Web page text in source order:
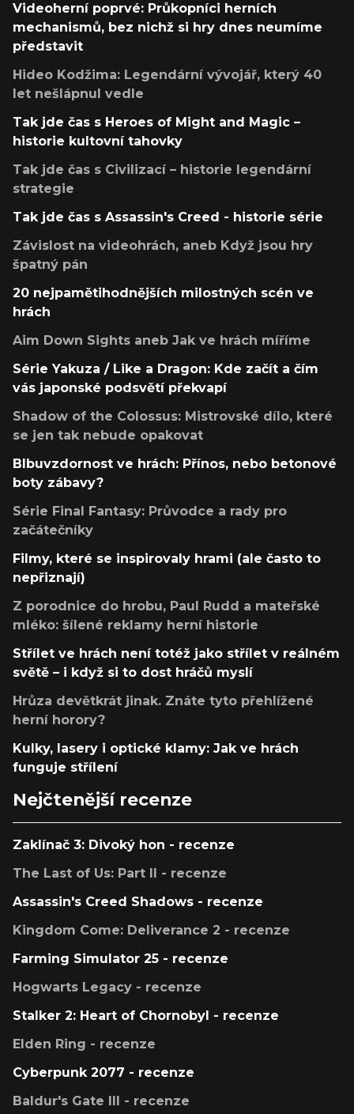
Videoherní poprvé: Průkopníci herních
mechanismů, bez nichž si hry dnes neumíme
představit
Hideo Kodžima: Legendární vývojář, který 40
let nešlápnul vedle
Tak jde čas s Heroes of Might and Magic –
historie kultovní tahovky
Tak jde čas s Civilizací – historie legendární
strategie
Tak jde čas s Assassin's Creed - historie série
Závislost na videohrách, aneb Když jsou hry
špatný pán
20 nejpamětihodnějších milostných scén ve
hrách
Aim Down Sights aneb Jak ve hrách míříme
Série Yakuza / Like a Dragon: Kde začít a čím
vás japonské podsvětí překvapí
Shadow of the Colossus: Mistrovské dílo, které
se jen tak nebude opakovat
Blbuvzdornost ve hrách: Přínos, nebo betonové
boty zábavy?
Série Final Fantasy: Průvodce a rady pro
začátečníky
Filmy, které se inspirovaly hrami (ale často to
nepřiznají)
Z porodnice do hrobu, Paul Rudd a mateřské
mléko: šílené reklamy herní historie
Střílet ve hrách není totéž jako střílet v reálném
světě – i když si to dost hráčů myslí
Hrůza devětkrát jinak. Znáte tyto přehlížené
herní horory?
Kulky, lasery i optické klamy: Jak ve hrách
funguje střílení
Nejčtenější recenze
Zaklínač 3: Divoký hon - recenze
The Last of Us: Part II - recenze
Assassin's Creed Shadows - recenze
Kingdom Come: Deliverance 2 - recenze
Farming Simulator 25 - recenze
Hogwarts Legacy - recenze
Stalker 2: Heart of Chornobyl - recenze
Elden Ring - recenze
Cyberpunk 2077 - recenze
Baldur's Gate III - recenze